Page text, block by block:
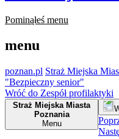
Pominąłeś menu
menu
poznan.pl Straż Miejska
"Bezpieczny senior"
Wróć do Zespół profilaktyki
Straż Miejska Miasta
Poznania
Menu